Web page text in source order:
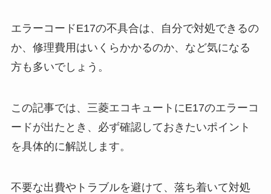
エラーコードE17の不具合は、自分で対処できるの
か、修理費用はいくらかかるのか、など気になる
方も多いでしょう。
この記事では、三菱エコキュートにE17のエラーコ
ードが出たとき、必ず確認しておきたいポイント
を具体的に解説します。
不要な出費やトラブルを避けて、落ち着いて対処